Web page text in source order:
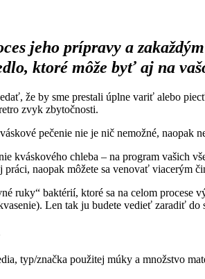
jeho prípravy a
ktoré môže byť aj na
že by sme prestali úplne variť alebo
zvyk zbytočnosti.
pečenie nie je nič nemožné, naopak
kváskového chleba – na program vašich
naopak môžete sa venovať viacerým
ruky“ baktérií, ktoré sa na celom procese
Len tak ju budete vedieť zaradiť do
typ/značka použitej múky a množstvo